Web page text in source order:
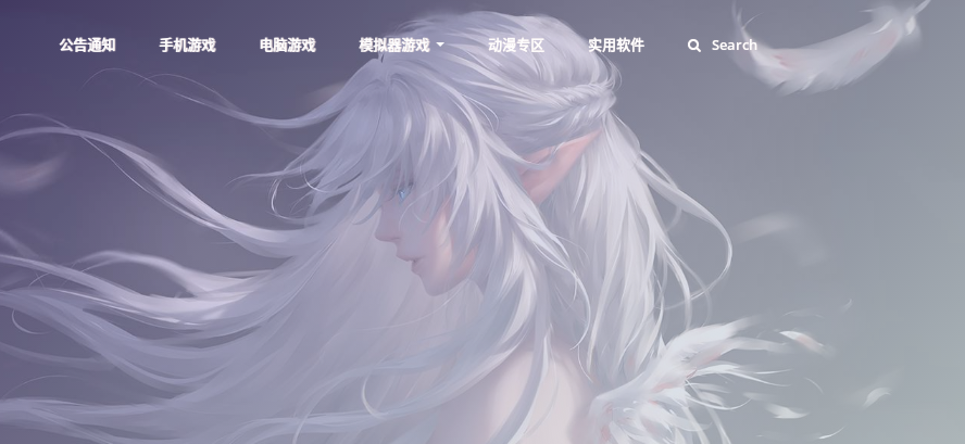
公告通知 手机游戏 电脑游戏 模拟器游戏 动漫专区 实用软件 Search